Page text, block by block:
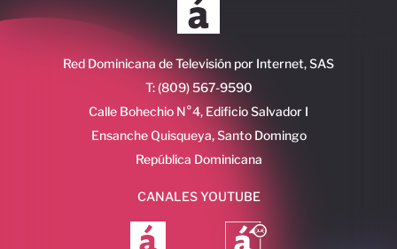
Red Dominicana de Televisión por Internet, SAS
T: (809) 567-9590
Calle Bohechio N°4, Edificio Salvador I
Ensanche Quisqueya, Santo Domingo
República Dominicana
CANALES YOUTUBE